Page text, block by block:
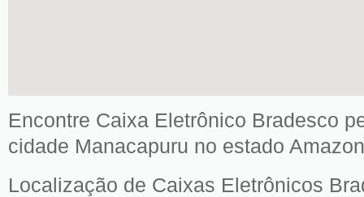
Encontre Caixa Eletrônico Bradesco
cidade Manacapuru no estado
Localização de Caixas Eletrônicos